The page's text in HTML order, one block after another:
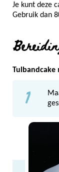
Je kunt deze
Gebruik dan
Tulbandcake
1